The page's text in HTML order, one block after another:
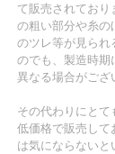
て販売されてお
の粗い部分や糸の
のツレ等が見られ
のでも、製造時期
異なる場合がござ
その代わりにと
低価格で販売して
は気にならないと